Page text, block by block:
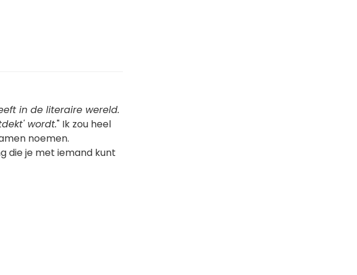
in de literaire wereld.
wordt." Ik zou heel
noemen.
die je met iemand kunt